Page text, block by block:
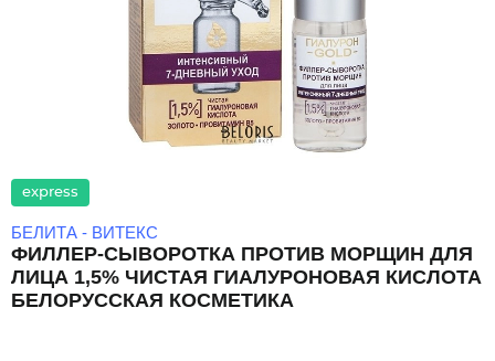
express
БЕЛИТА - ВИТЕКС
ФИЛЛЕР-СЫВОРОТКА ПРОТИВ МОРЩИН ДЛЯ
ЛИЦА 1,5% ЧИСТАЯ ГИАЛУРОНОВАЯ КИСЛОТА
БЕЛОРУССКАЯ КОСМЕТИКА